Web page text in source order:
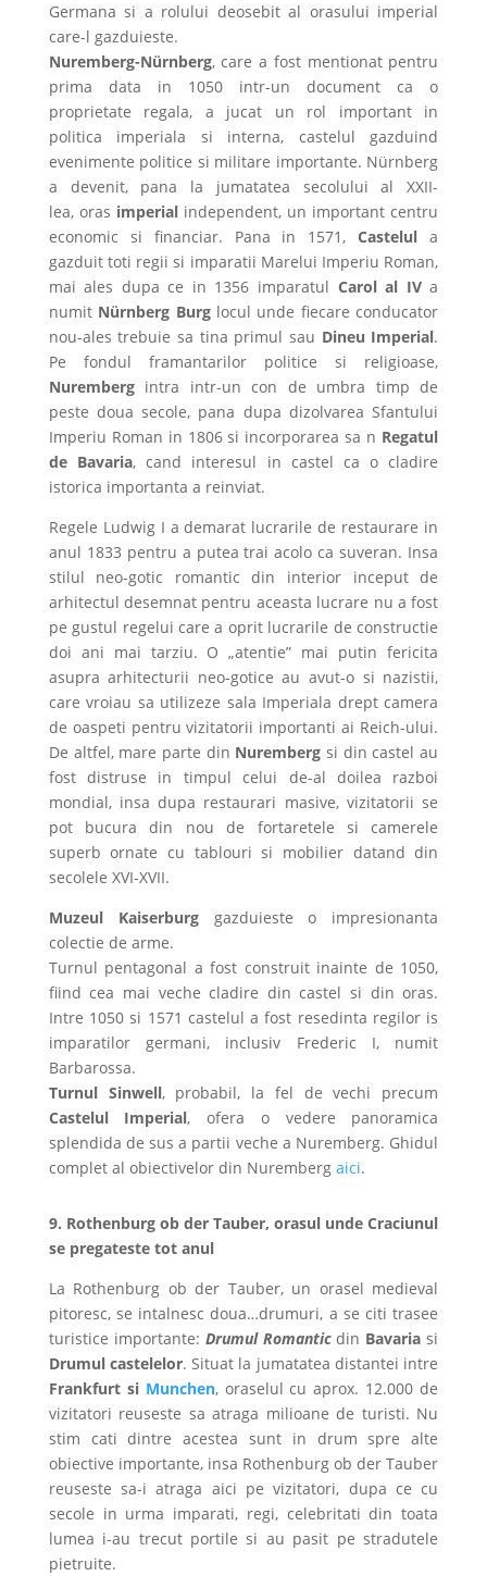
Germana si a rolului deosebit al orasului imperial
care-l gazduieste.
Nuremberg-Nürnberg, care a fost mentionat pentru
prima data in 1050 intr-un document ca o
proprietate regala, a jucat un rol important in
politica imperiala si interna, castelul gazduind
evenimente politice si militare importante. Nürnberg
a devenit, pana la jumatatea secolului al XXII-
lea, oras imperialindependent, un important centru
economic si financiar. Pana in 1571,Castelula
gazduit toti regii si imparatii Marelui Imperiu Roman,
mai ales dupa ce in 1356 imparatul Carol al IVa
numitNürnberg Burglocul unde fiecare conducator
nou-ales trebuie sa tina primul sau Dineu Imperial.
Pe fondul framantarilor politice si religioase,
Nurembergintra intr-un con de umbra timp de
peste doua secole, pana dupa dizolvarea Sfantului
Imperiu Roman in 1806 si incorporarea sa n Regatul
de Bavaria, cand interesul in castel ca o cladire
istorica importanta a reinviat.
Regele Ludwig I a demarat lucrarile de restaurare in
anul 1833 pentru a putea trai acolo ca suveran. Insa
stilul neo-gotic romantic din interior inceput de
arhitectul desemnat pentru aceasta lucrare nu a fost
pe gustul regelui care a oprit lucrarile de constructie
doi ani mai tarziu. O „atentie” mai putin fericita
asupra arhitecturii neo-gotice au avut-o si nazistii,
care vroiau sa utilizeze sala Imperiala drept camera
de oaspeti pentru vizitatorii importanti ai Reich-ului.
De altfel, mare parte din Nurembergsi din castel au
fost distruse in timpul celui de-al doilea razboi
mondial, insa dupa restaurari masive, vizitatorii se
pot bucura din nou de fortaretele si camerele
superb ornate cu tablouri si mobilier datand din
secolele XVI-XVII.
Muzeul Kaiserburggazduieste o impresionanta
colectie de arme.
Turnul pentagonal a fost construit inainte de 1050,
fiind cea mai veche cladire din castel si din oras.
Intre 1050 si 1571 castelul a fost resedinta regilor is
imparatilor germani, inclusiv Frederic I, numit
Barbarossa.
Turnul Sinwell, probabil, la fel de vechi precum
Castelul Imperial, ofera o vedere panoramica
splendida de sus a partii veche a Nuremberg. Ghidul
complet al obiectivelor din Nurembergaici.
9. Rothenburg ob der Tauber, orasul unde Craciunul
se pregateste tot anul
La Rothenburg ob der Tauber, un orasel medieval
pitoresc, se intalnesc doua…drumuri, a se citi trasee
turistice importante: Drumul Romanticdin Bavaria si
Drumul castelelor. Situat la jumatatea distantei intre
Frankfurt si Munchen, oraselul cu aprox. 12.000 de
vizitatori reuseste sa atraga milioane de turisti. Nu
stim cati dintre acestea sunt in drum spre alte
obiective importante, insa Rothenburg ob der Tauber
reuseste sa-i atraga aici pe vizitatori, dupa ce cu
secole in urma imparati, regi, celebritati din toata
lumea i-au trecut portile si au pasit pe stradutele
pietruite.